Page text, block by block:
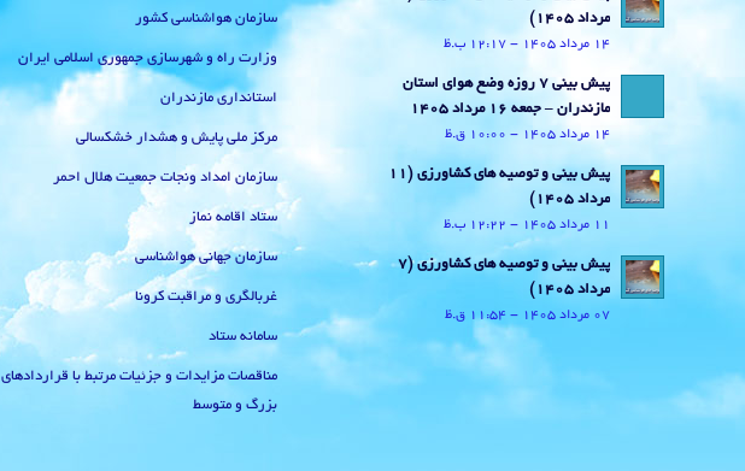
مرداد ۱۴۰۵)
14 مرداد 1405 - 12:17 ب.ظ
پیش بینی 7 روزه وضع هوای استان
مازندران – جمعه 16 مرداد 1405
14 مرداد 1405 - 10:00 ق.ظ
پیش بینی و توصیه های کشاورزی (11
مرداد ۱۴۰۵)
11 مرداد 1405 - 12:22 ب.ظ
پیش بینی و توصیه های کشاورزی (7
مرداد ۱۴۰۵)
07 مرداد 1405 - 11:54 ق.ظ
سازمان هواشناسی کشور
وزارت راه و شهرسازی جمهوری اسلامی ایران
استانداری مازندران
مرکز ملی پایش و هشدار خشکسالی
سازمان امداد ونجات جمعیت هلال احمر
ستاد اقامه نماز
سازمان جهانی هواشناسی
غربالگری و مراقبت کرونا
سامانه ستاد
مناقصات مزایدات و جزئیات مرتبط با قراردادهای
بزرگ و متوسط